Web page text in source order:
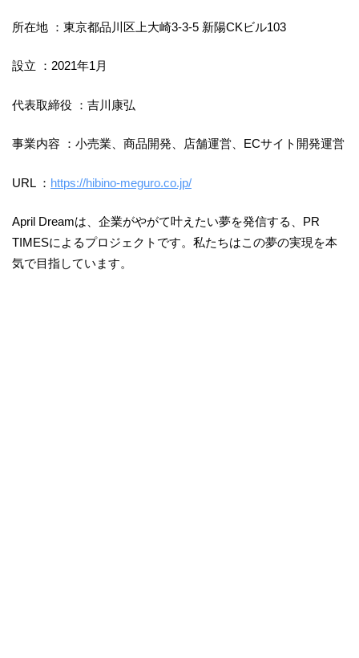
所在地 ：東京都品川区上大崎3-3-5 新陽CKビル103
設立 ：2021年1月
代表取締役 ：吉川康弘
事業内容 ：小売業、商品開発、店舗運営、ECサイト開発運営
URL ： https://hibino-meguro.co.jp/
April Dreamは、企業がやがて叶えたい夢を発信する、PR
TIMESによるプロジェクトです。私たちはこの夢の実現を本
気で目指しています。